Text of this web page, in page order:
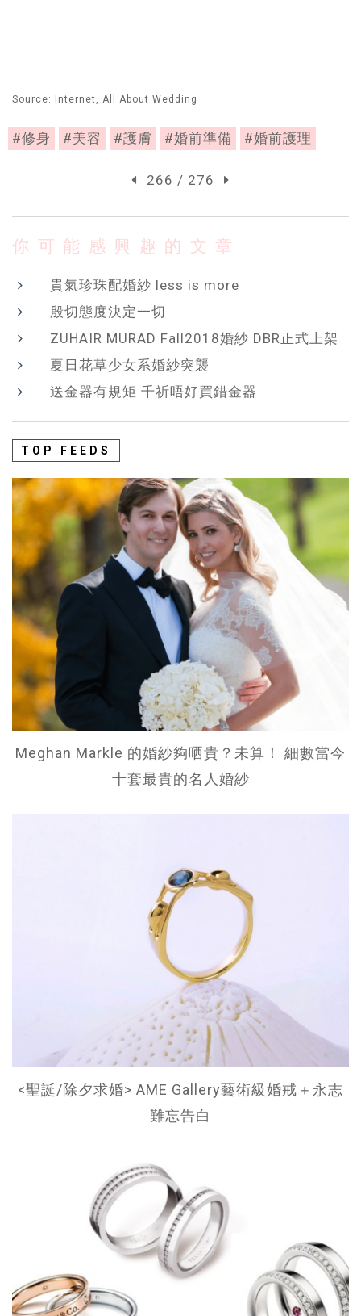
Source: Internet, All About Wedding
#修身 #美容 #護膚 #婚前準備 #婚前護理
266 / 276
你可能感興趣的文章
貴氣珍珠配婚紗 less is more
殷切態度決定一切
ZUHAIR MURAD Fall2018婚紗 DBR正式上架
夏日花草少女系婚紗突襲
送金器有規矩 千祈唔好買錯金器
TOP FEEDS
Meghan Markle 的婚紗夠哂貴？未算！ 細數當今
十套最貴的名人婚紗
<聖誕/除夕求婚> AME Gallery藝術級婚戒＋永志
難忘告白